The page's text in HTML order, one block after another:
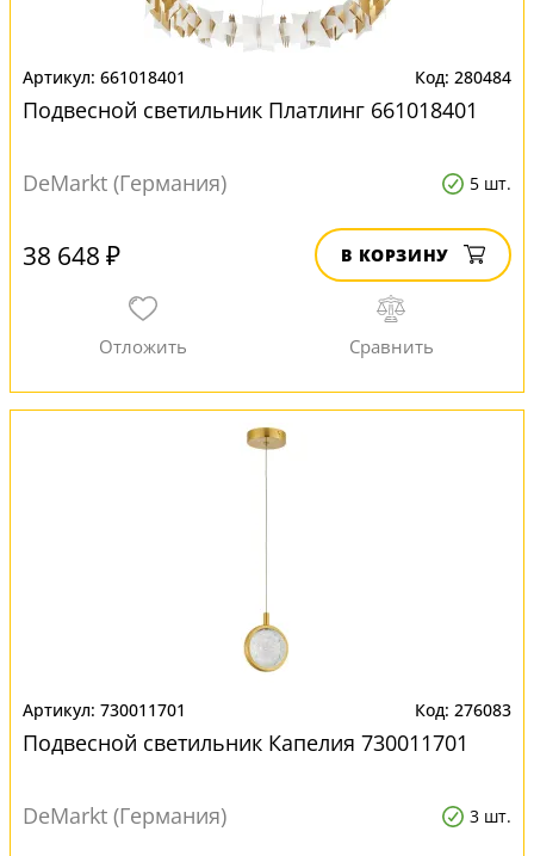
661018401 280484
Подвесной светильник Платлинг 661018401
DeMarkt (Германия) 5 шт.
38 648 ₽ В КОРЗИНУ
730011701 276083
Подвесной светильник Капелия 730011701
DeMarkt (Германия) 3 шт.